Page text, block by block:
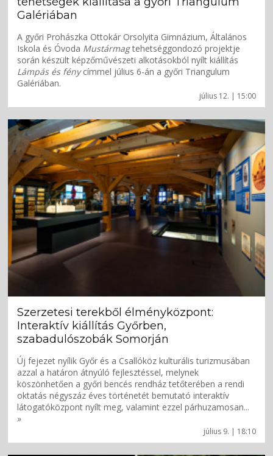
július 12. | 15:00
Galériában
A győri Prohászka Ottokár Orsolyita Gimnázium, Általános
Iskola és Óvoda Mustármagtehetséggondozó projektje
során készült képzőművészeti alkotásokból nyílt kiállítás
Lámpás és fénycímmel július 6-án a győri Triangulum
Galériában.
július 9. | 18:10
Szerzetesi terekből élményközpont:
Interaktív kiállítás Győrben,
szabadulószobák Somorján
Új fejezet nyílik Győr és a Csallóköz kulturális turizmusában
azzal a határon átnyúló fejlesztéssel, melynek
köszönhetően a győri bencés rendház tetőterében a rendi
oktatás négyszáz éves történetét bemutató interaktív
látogatóközpont nyílt meg, valamint ezzel párhuzamosan...
»